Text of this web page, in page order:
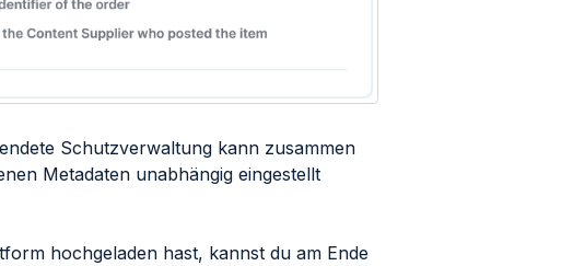
Schutzverwaltung kann zusammen
Metadaten unabhängig eingestellt
hochgeladen hast, kannst du am Ende